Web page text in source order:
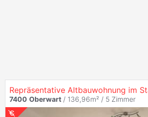
Repräsentative Altbauwohnung im
7400 Oberwart / 136,96m² / 5 Zimmer